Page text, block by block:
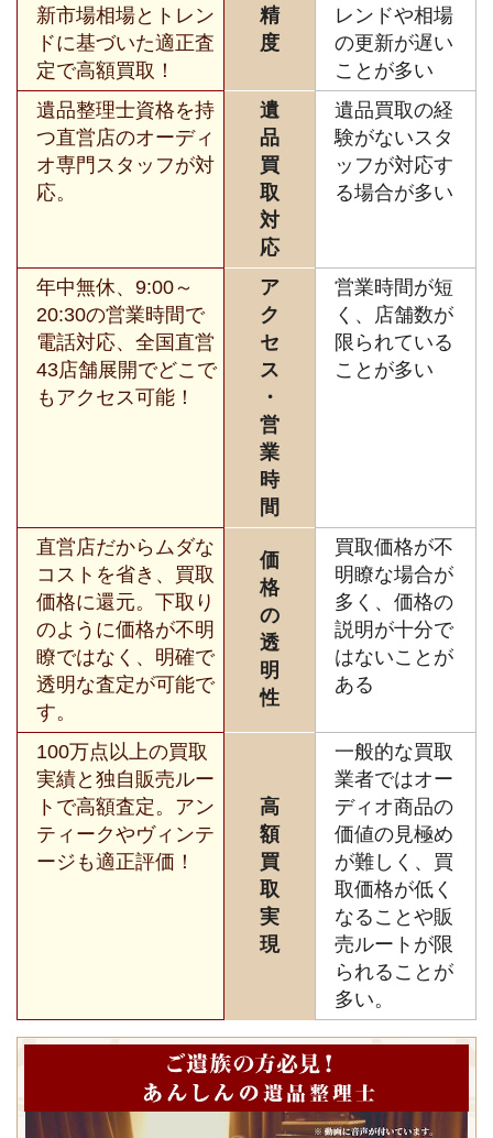
新市場相場とトレン
ドに基づいた適正査
定で高額買取！
精
度
レンドや相場
の更新が遅い
ことが多い
遺品整理士資格を持
つ直営店のオーディ
オ専門スタッフが対
応。
遺
品
買
取
対
応
遺品買取の経
験がないスタ
ッフが対応す
る場合が多い
年中無休、9:00～
20:30の営業時間で
電話対応、全国直営
43店舗展開でどこで
もアクセス可能！
ア
ク
セ
ス
・
営
業
時
間
営業時間が短
く、店舗数が
限られている
ことが多い
直営店だからムダな
コストを省き、買取
価格に還元。下取り
のように価格が不明
瞭ではなく、明確で
透明な査定が可能で
す。
価
格
の
透
明
性
買取価格が不
明瞭な場合が
多く、価格の
説明が十分で
はないことが
ある
100万点以上の買取
実績と独自販売ルー
トで高額査定。アン
ティークやヴィンテ
ージも適正評価！
高
額
買
取
実
現
一般的な買取
業者ではオー
ディオ商品の
価値の見極め
が難しく、買
取価格が低く
なることや販
売ルートが限
られることが
多い。